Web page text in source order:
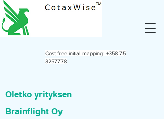
Cost free initial mapping: +358 75
3257778
Oletko yrityksen
Brainflight Oy